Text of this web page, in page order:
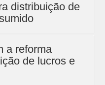
distribuição de
a reforma
de lucros e